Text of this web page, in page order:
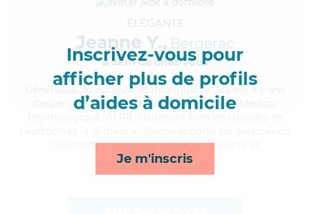
Inscrivez-vous pour
afficher plus de profils
d’aides à domicile
Je m'inscris
ÉLÉGANTE
Jeanne Y., Bergerac
à 5km de chez Vous
, minutieuse et infatiguable, Jeanne a 6 ans
d'expérience et possède un diplôme d'Aide Médico-
courses/livraison, mobilité, lever/coucher et
lessive/repassage*